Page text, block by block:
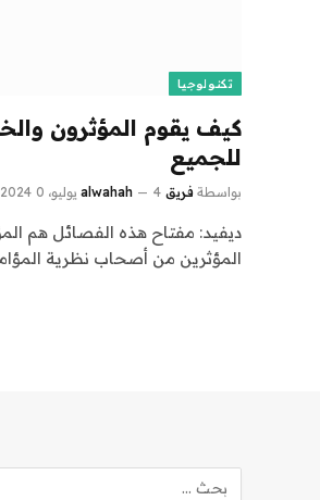
تكنولوجيا
كيف يقوم المؤثرون
للجميع
بواسطة فريق alwahah 4 يوليو، 2024 0
ديفيد: مفتاح هذه الفصائل هم
المؤثرين من أصحاب نظرية